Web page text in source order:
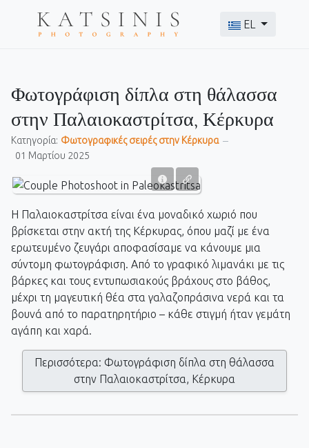
Επιλέξτε τη
EL
Φωτογράφιση δίπλα στη θάλασσα
στην Παλαιοκαστρίτσα, Κέρκυρα
Κατηγορία: Фωτογραφικές σειρές στην Κέρκυρα
01 Μαρτίου 2025
Η Παλαιοκαστρίτσα είναι ένα μοναδικό χωριό που
βρίσκεται στην ακτή της Κέρκυρας, όπου μαζί με ένα
ερωτευμένο ζευγάρι αποφασίσαμε να κάνουμε μια
σύντομη φωτογράφιση. Από το γραφικό λιμανάκι με τις
βάρκες και τους εντυπωσιακούς βράχους στο βάθος,
μέχρι τη μαγευτική θέα στα γαλαζοπράσινα νερά και τα
βουνά από το παρατηρητήριο – κάθε στιγμή ήταν γεμάτη
αγάπη και χαρά.
Περισσότερα: Φωτογράφιση δίπλα στη θάλασσα
στην Παλαιοκαστρίτσα, Κέρκυρα